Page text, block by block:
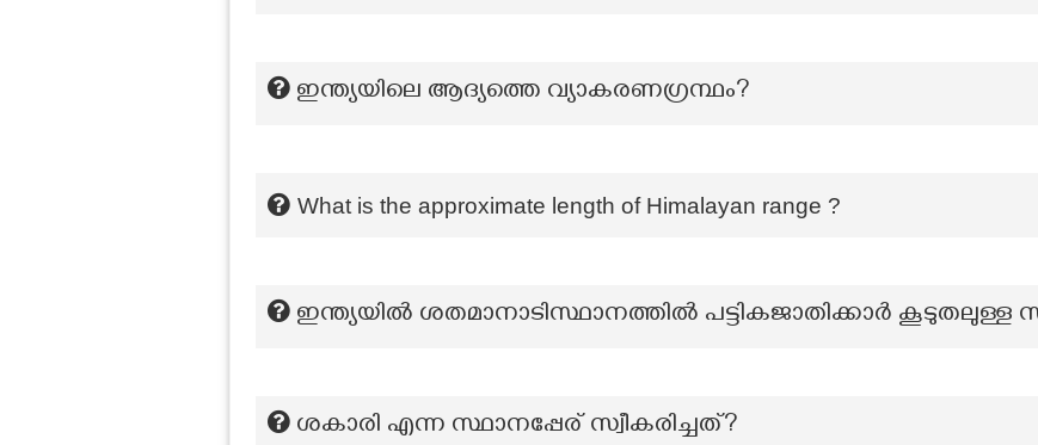
ഇന്ത്യയിലെ ആദ്യത്തെ വ്യാകരണഗ്രന്ഥം?
What is the approximate length of Himalayan range ?
ഇന്ത്യയിൽ ശതമാനാടിസ്ഥാനത്തിൽ പട്ടികജാതിക്കാർ കൂടുതലുള്ള
ശകാരി എന്ന സ്ഥാനപ്പേര് സ്വീകരിച്ചത്?